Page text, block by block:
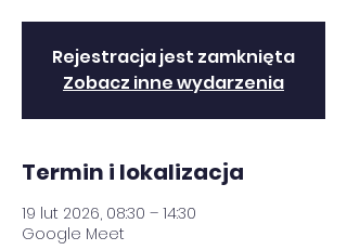
Rejestracja jest zamknięta
Zobacz inne wydarzenia
Termin i lokalizacja
19 lut 2026, 08:30 – 14:30
Google Meet